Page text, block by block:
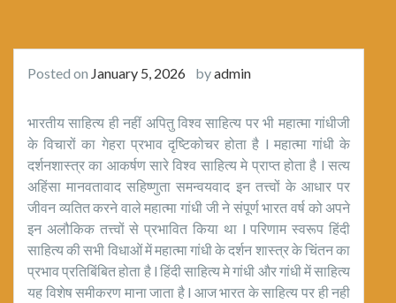
Posted on January 5, 2026 byadmin
भारतीय साहित्य ही नहीं अपितु विश्व साहित्य पर भी महात्मा गांधीजी
के विचारों का गेहरा प्रभाव दृष्टिकोचर होता है l महात्मा गांधी के
दर्शनशास्त्र का आकर्षण सारे विश्व साहित्य मे प्राप्त होता है l सत्य
अहिंसा मानवतावाद सहिष्णुता समन्वयवाद इन तत्त्वों के आधार पर
जीवन व्यतित करने वाले महात्मा गांधी जी ने संपूर्ण भारत वर्ष को अपने
इन अलौकिक तत्त्वों से प्रभावित किया था l परिणाम स्वरूप हिंदी
साहित्य की सभी विधाओं में महात्मा गांधी के दर्शन शास्त्र के चिंतन का
प्रभाव प्रतिबिंबित होता है l हिंदी साहित्य मे गांधी और गांधी में साहित्य
यह विशेष समीकरण माना जाता है l आज भारत के साहित्य पर ही नही